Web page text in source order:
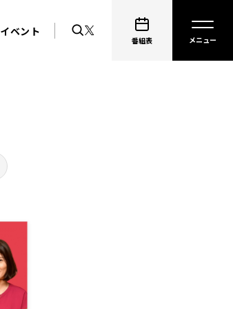
イベント
番組表